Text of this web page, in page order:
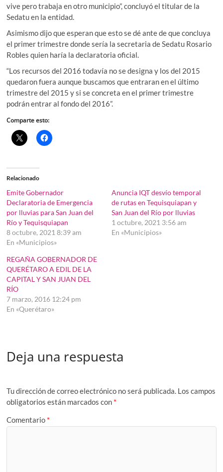
vive pero trabaja en otro municipio”, concluyó el titular de la
Sedatu en la entidad.
Asimismo dijo que esperan que esto se dé ante de que concluya
el primer trimestre donde sería la secretaria de Sedatu Rosario
Robles quien haría la declaratoria oficial.
“Los recursos del 2016 todavía no se designa y los del 2015
quedaron fuera aunque buscamos que entraran en el último
trimestre del 2015 y si se concreta en el primer trimestre
podrán entrar al fondo del 2016”.
Comparte esto:
Relacionado
Emite Gobernador
Declaratoria de Emergencia
por lluvias para San Juan del
Río y Tequisquiapan
8 octubre, 2021 8:39 am
En «Municipios»
Anuncia IQT desvío temporal
de rutas en Tequisquiapan y
San Juan del Río por lluvias
1 octubre, 2021 3:56 am
En «Municipios»
REGAÑA GOBERNADOR DE
QUERÉTARO A EDIL DE LA
CAPITAL Y SAN JUAN DEL
RÍO
7 marzo, 2016 12:24 pm
En «Querétaro»
Deja una respuesta
Tu dirección de correo electrónico no será publicada. Los campos
obligatorios están marcados con *
Comentario *